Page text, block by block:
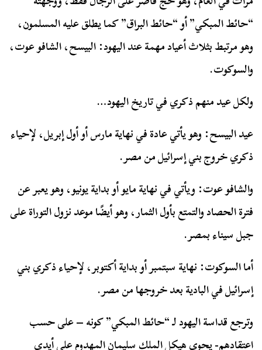
“حائط المبكي” أو “حائط البراق” كما يطلق عليه المسلمون،
وهو مرتبط بثلاث أعياد مهمة عند اليهود: البيسح، الشافو عوت،
والسوكوت.
ولكل عيد منهم ذكري في تاريخ اليهود…
عيد البيسح: وهو يأتي عادة في نهاية مارس أو أول إبريل، لإحياء
ذكري خروج بني إسرائيل من مصر.
والشافو عوت: ويأتي في نهاية مايو أو بداية يونيو، وهو يعبر عن
فترة الحصاد والتمتع بأول الثمار، وهو أيضًا موعد نزول التوراة على
جبل سيناء بمصر.
أما السوكوت: نهاية سبتمبر أو بداية أكتوبر، لإحياء ذكري بني
إسرائيل في البادية بعد خروجها من مصر.
وترجع قداسة اليهود لـ “حائط المبكي” كونه – على حسب
اعتقادهم- يحوي هيكل الملك سليمان المهدوم على أيدي